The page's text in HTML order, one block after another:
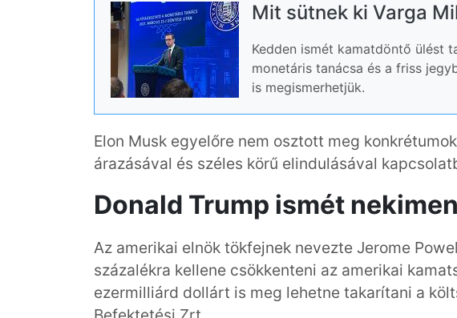
Mit sütnek ki Varga
Kedden ismét kamatdöntő ülést
monetáris tanácsa és a friss
is megismerhetjük.
Elon Musk egyelőre nem osztott meg
árazásával és széles körű elindulásával
Donald Trump ismét
Az amerikai elnök tökfejnek nevezte Jerome
százalékra kellene csökkenteni az amerikai
ezermilliárd dollárt is meg lehetne takarítani a